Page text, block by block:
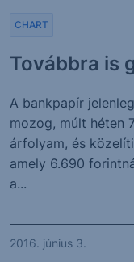
Továbbra is
CHART
A bankpapír
mozog, múlt héten
árfolyam, és
amely 6.690
a...
2016. június 3.